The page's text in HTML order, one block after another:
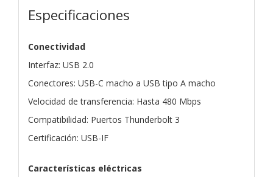
Especificaciones
Conectividad
Interfaz: USB 2.0
Conectores: USB-C macho a USB tipo A macho
Velocidad de transferencia: Hasta 480 Mbps
Compatibilidad: Puertos Thunderbolt 3
Certificación: USB-IF
Características eléctricas